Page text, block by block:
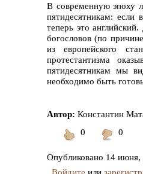
В современную эпоху
пятидесятникам:
теперь это
богословов (по
из европейского
протестантизма
пятидесятникам мы
необходимо быть
Автор: Константин
0
0
Опубликовано 14 июня,